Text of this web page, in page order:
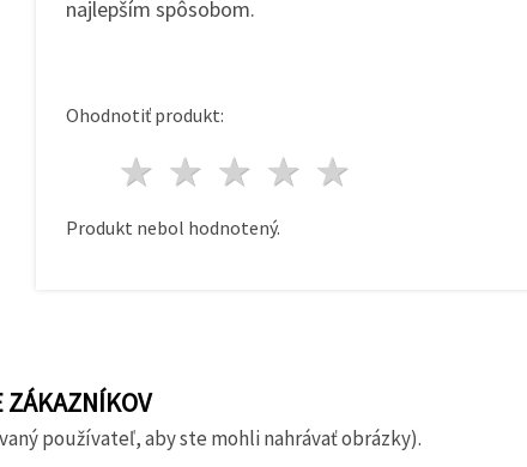
najlepším spôsobom.
Ohodnotiť produkt:
4 hviezdy
3 hviezdy
2 hviezdy
1 hviezda
Produkt nebol hodnotený.
ZÁKAZNÍKOV
používateľ, aby ste mohli nahrávať obrázky).